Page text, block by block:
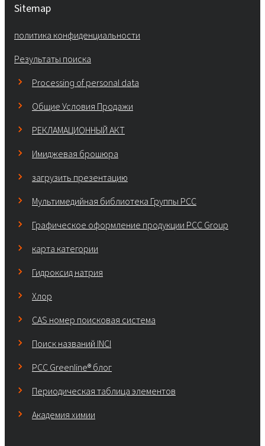
Sitemap
политика конфиденциальности
Результаты поиска
Processing of personal data
Общие Условия Продажи
РЕКЛАМАЦИОННЫЙ АКТ
Имиджевая брошюра
загрузить презентацию
Мультимедийная библиотека Группы РСС
Графическое оформление продукции PCC Group
карта категории
Гидроксид натрия
Хлор
CAS номер поисковая система
Поиск названий INCI
PCC Greenline® блог
Периодическая таблица элементов
Академия химии